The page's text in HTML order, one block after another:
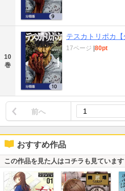
10
巻
テスカトリポカ
17ページ |80pt
前へ
おすすめ作品
この作品を見た人はコチラも見ています